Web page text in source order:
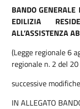
BANDO GENERALE
EDILIZIA
ALL’ASSISTENZA
(Legge regionale 6
regionale n. 2 del
successive
IN ALLEGATO